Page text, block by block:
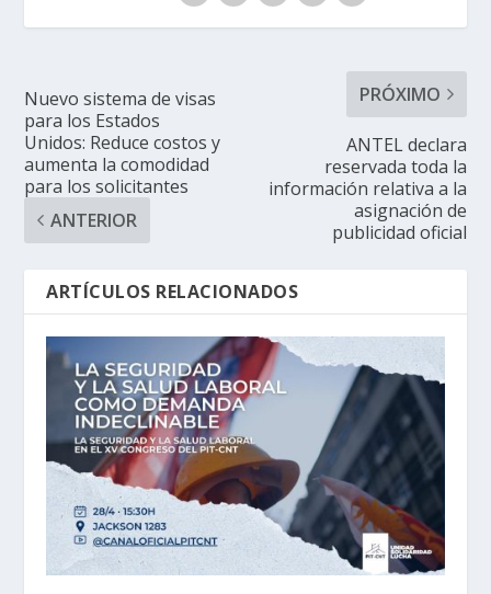
Nuevo sistema de visas
para los Estados
Unidos: Reduce costos y
aumenta la comodidad
para los solicitantes
ANTERIOR
PRÓXIMO
ANTEL declara
reservada toda la
información relativa a la
asignación de
publicidad oficial
ARTÍCULOS RELACIONADOS